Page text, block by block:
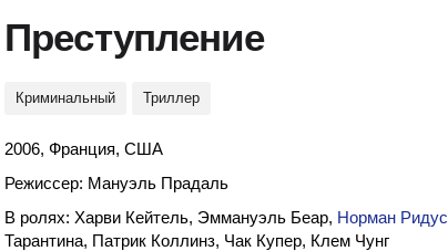
Преступление
Криминальный Триллер
2006, Франция, США
Режиссер: Мануэль Прадаль
В ролях: Харви Кейтель, Эммануэль Беар, Норман Ридус
Тарантина, Патрик Коллинз, Чак Купер, Клем Чунг